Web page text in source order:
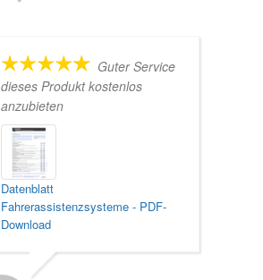
Guter Service
dieses Produkt kostenlos
anzubieten
Datenblatt
Fahrerassistenzsysteme - PDF-
Download